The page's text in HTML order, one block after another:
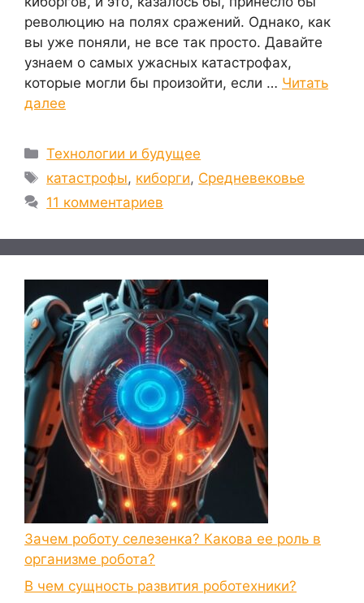
революцию на полях сражений. Однако, как
вы уже поняли, не все так просто. Давайте
узнаем о самых ужасных катастрофах,
которые могли бы произойти, если … Читать
далее
Рубрики
Технологии и будущее
Метки
катастрофы, киборги, Средневековье
11 комментариев
Зачем роботу селезенка? Какова ее роль в
организме робота?
В чем сущность развития роботехники?